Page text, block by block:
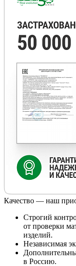
Качество — наш
Строгий
от проверки
изделий.
Независимая
в Россию.